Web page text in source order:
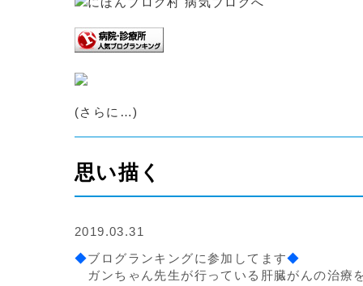
(さらに…)
思い描く
2019.03.31
◆ブログランキングに参加してます◆
ガンちゃん先生が行っている肝臓がんの治療